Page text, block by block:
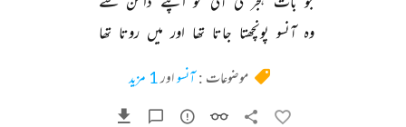
وہ آنسو پونچھتا جاتا تھا اور میں روتا تھا
موضوعات :آنسواور1 مزید